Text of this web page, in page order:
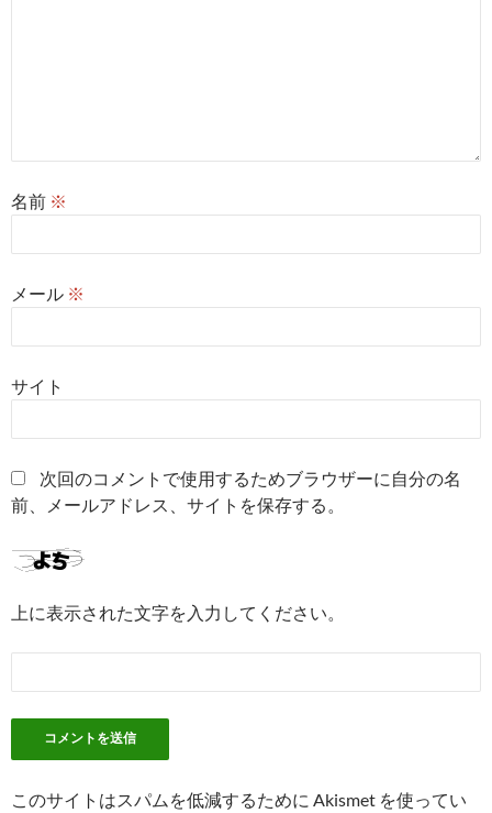
名前 ※
メール ※
サイト
次回のコメントで使用するためブラウザーに自分の名
前、メールアドレス、サイトを保存する。
上に表示された文字を入力してください。
このサイトはスパムを低減するために Akismet を使ってい